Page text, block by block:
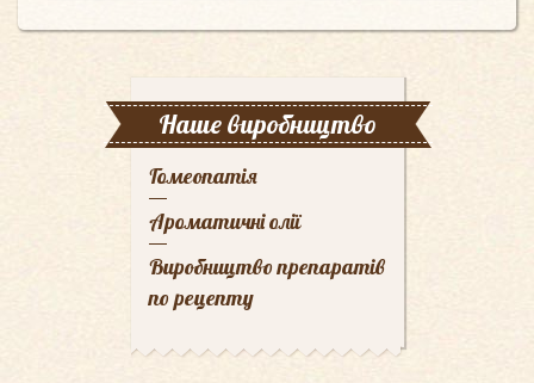
Наше виробництво
Гомеопатія
Ароматичні олії
Виробництво препаратів
по рецепту